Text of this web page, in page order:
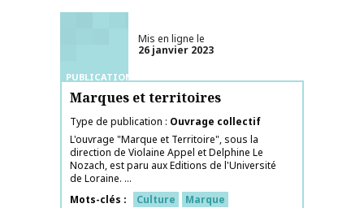
PUBLICATIONS
Mis en ligne le
26 janvier 2023
Marques et territoires
Type de publication
Ouvrage collectif
L'ouvrage "Marque et Territoire", sous la
direction de Violaine Appel et Delphine Le
Nozach, est paru aux Editions de l'Université
de Loraine. ...
Mots-clés
Culture
Marque